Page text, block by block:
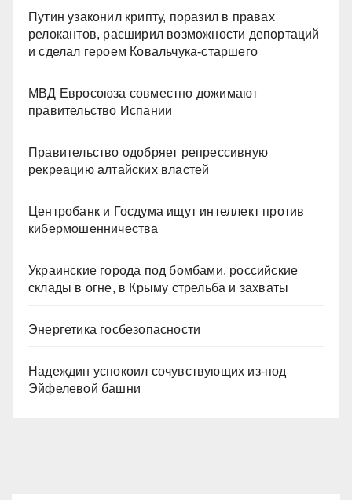
Путин узаконил крипту, поразил в правах
релокантов, расширил возможности депортаций
и сделал героем Ковальчука-старшего
МВД Евросоюза совместно дожимают
правительство Испании
Правительство одобряет репрессивную
рекреацию алтайских властей
Центробанк и Госдума ищут интеллект против
кибермошенничества
Украинские города под бомбами, российские
склады в огне, в Крыму стрельба и захваты
Энергетика госбезопасности
Надеждин успокоил сочувствующих из-под
Эйфелевой башни